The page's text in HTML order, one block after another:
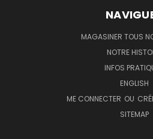
MAGASINER TOUS
NOTRE
INFOS
ENGLISH
ME CONNECTER OU
SITEMAP